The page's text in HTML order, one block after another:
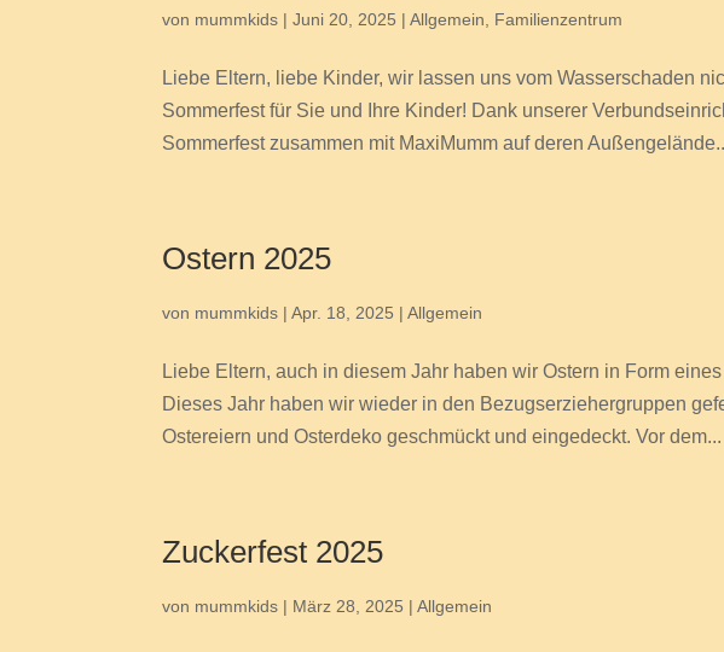
von mummkids |Juni 20, 2025 |Allgemein Familienzentrum
Liebe Eltern, liebe Kinder, wir lassen uns vom Wasserschaden
Sommerfest für Sie und Ihre Kinder! Dank unserer
Sommerfest zusammen mit MaxiMumm auf deren
Ostern 2025
von mummkids |Apr. 18, 2025 |Allgemein
Liebe Eltern, auch in diesem Jahr haben wir Ostern in Form
Dieses Jahr haben wir wieder in den Bezugserziehergruppen
Ostereiern und Osterdeko geschmückt und eingedeckt. Vor dem...
Zuckerfest 2025
von mummkids | März 28, 2025 |Allgemein